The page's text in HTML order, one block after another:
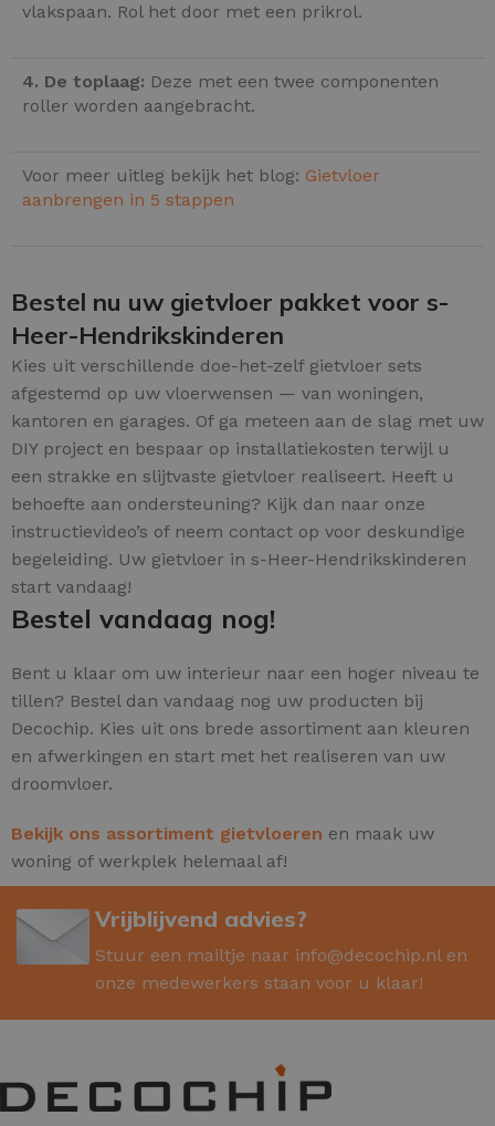
vlakspaan. Rol het door met een prikrol.
4. De toplaag: Deze met een twee componenten
roller worden aangebracht.
Voor meer uitleg bekijk het blog: Gietvloer
aanbrengen in 5 stappen
Bestel nu uw gietvloer pakket voor s-
Heer-Hendrikskinderen
Kies uit verschillende doe-het-zelf gietvloer sets
afgestemd op uw vloerwensen — van woningen,
kantoren en garages. Of ga meteen aan de slag met uw
DIY project en bespaar op installatiekosten terwijl u
een strakke en slijtvaste gietvloer realiseert. Heeft u
behoefte aan ondersteuning? Kijk dan naar onze
instructievideo’s of neem contact op voor deskundige
begeleiding. Uw gietvloer in s-Heer-Hendrikskinderen
start vandaag!
Bestel vandaag nog!
Bent u klaar om uw interieur naar een hoger niveau te
tillen? Bestel dan vandaag nog uw producten bij
Decochip. Kies uit ons brede assortiment aan kleuren
en afwerkingen en start met het realiseren van uw
droomvloer.
Bekijk ons assortiment gietvloeren en maak uw
woning of werkplek helemaal af!
Vrijblijvend advies?
Stuur een mailtje naar info@decochip.nlen
onze medewerkers staan voor u klaar!